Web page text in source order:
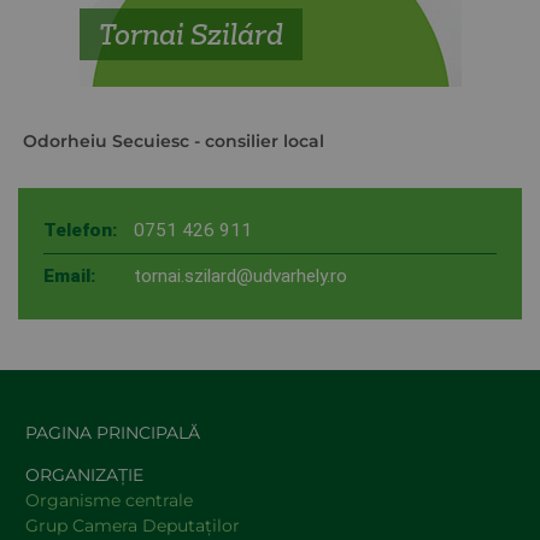
Tornai Szilárd
Odorheiu Secuiesc - consilier local
Telefon: 0751 426 911
Email: tornai.szilard@udvarhely.ro
PAGINA PRINCIPALĂ
ORGANIZAȚIE
Organisme centrale
Grup Camera Deputaţilor